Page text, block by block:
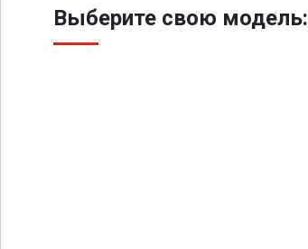
Выберите свою модель: